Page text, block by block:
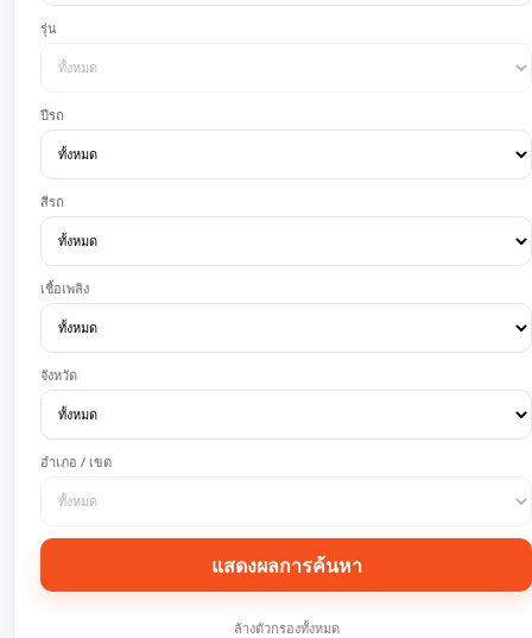
รุ่น
ปีรถ
สีรถ
เชื้อเพลิง
จังหวัด
อำเภอ / เขต
แสดงผลการค้นหา
ล้างตัวกรองทั้งหมด